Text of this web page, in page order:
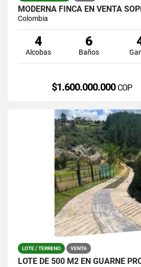
MODERNA FINCA EN VENTA
Colombia
4
Alcobas
6
Baños
$1.600.000.000 COP
LOTE / TERRENO VENTA